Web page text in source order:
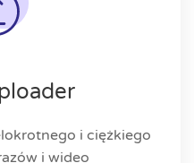
i ciężkiego
i wideo